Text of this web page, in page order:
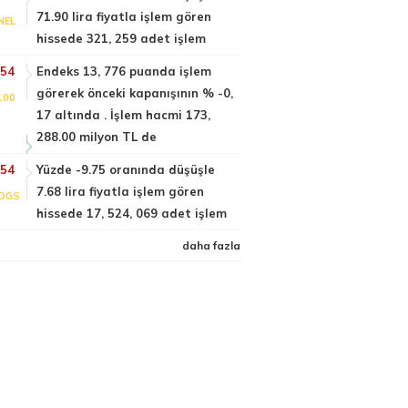
71.90 lira fiyatla işlem gören
hissede 321, 259 adet işlem
Endeks 13, 776 puanda işlem
görerek önceki kapanışının % -0,
17 altında . İşlem hacmi 173,
288.00 milyon TL de
Yüzde -9.75 oranında düşüşle
7.68 lira fiyatla işlem gören
hissede 17, 524, 069 adet işlem
daha fazla